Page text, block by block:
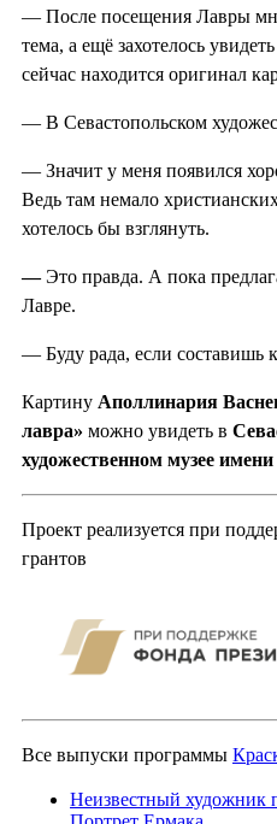
— После посещения Лавры
тема, а ещё захотелось
сейчас находится оригинал
— В Севастопольском
— Значит у меня появился
Ведь там немало
хотелось бы взглянуть.
—Это правда. А пока
Лавре.
— Буду рада, если составишь
Картину Аполлинария
лавра» можно увидеть в
художественном музее
Проект реализуется при
грантов
Все выпуски программы
Неизвестный художник